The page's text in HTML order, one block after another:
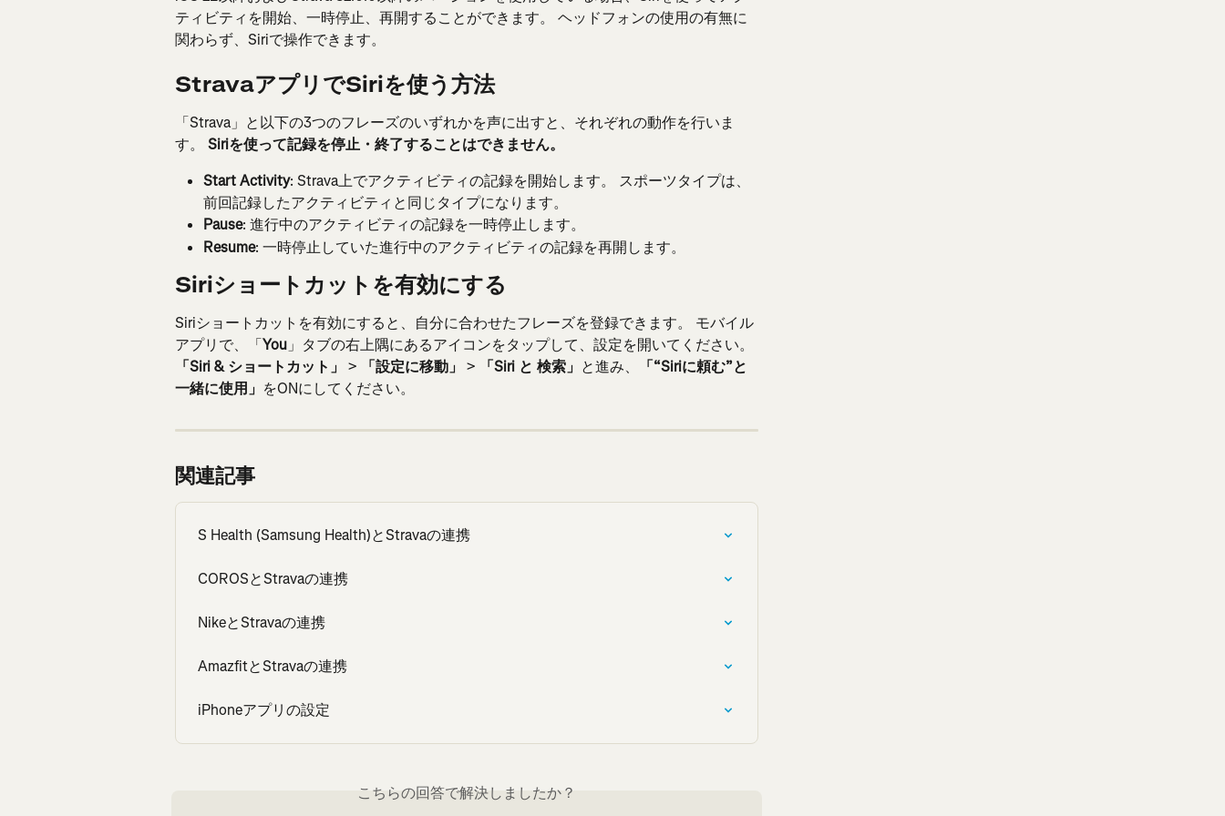
ティビティを開始、一時停止、再開することができます。 ヘッドフォンの使用の有無に
関わらず、Siriで操作できます。
StravaアプリでSiriを使う方法
「Strava」と以下の3つのフレーズのいずれかを声に出すと、それぞれの動作を行いま
す。 Siriを使って記録を停止・終了することはできません。
Start Activity: Strava上でアクティビティの記録を開始します。 スポーツタイプは、
前回記録したアクティビティと同じタイプになります。
Pause: 進行中のアクティビティの記録を一時停止します。
Resume: 一時停止していた進行中のアクティビティの記録を再開します。
Siriショートカットを有効にする
Siriショートカットを有効にすると、自分に合わせたフレーズを登録できます。 モバイル
アプリで、「You」タブの右上隅にあるアイコンをタップして、設定を開いてください。
「Siri & ショートカット」 > 「設定に移動」 > 「Siri と 検索」 と進み、
「“Siriに頼む”と
一緒に使用」 をONにしてください。
関連記事
S Health (Samsung Health)とStravaの連携
COROSとStravaの連携
NikeとStravaの連携
AmazfitとStravaの連携
iPhoneアプリの設定
こちらの回答で解決しましたか？